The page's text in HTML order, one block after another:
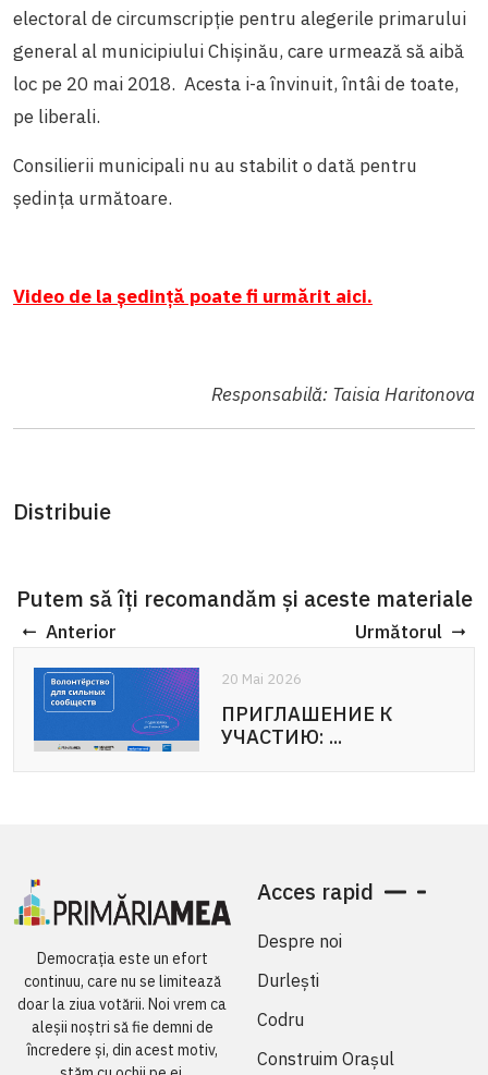
electoral de circumscripție pentru alegerile primarului
general al municipiului Chișinău, care urmează să aibă
loc pe 20 mai 2018. Acesta i-a învinuit, întâi de toate,
pe liberali.
Consilierii municipali nu au stabilit o dată pentru
ședința următoare.
Video de la ședință poate fi urmărit aici.
Responsabilă: Taisia Haritonova
Distribuie
Putem să îți recomandăm și aceste materiale
Anterior Următorul
20 Mai 2026
ПРИГЛАШЕНИЕ К
УЧАСТИЮ: ...
Democrația este un efort
continuu, care nu se limitează
doar la ziua votării. Noi vrem ca
aleșii noștri să fie demni de
încredere și, din acest motiv,
Acces rapid
Despre noi
Durlești
Codru
Construim Orașul